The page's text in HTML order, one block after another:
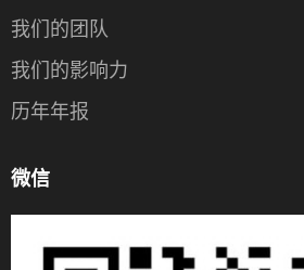
我们的团队
我们的影响力
历年年报
微信